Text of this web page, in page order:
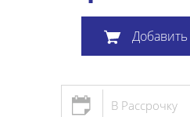
В Рассрочку